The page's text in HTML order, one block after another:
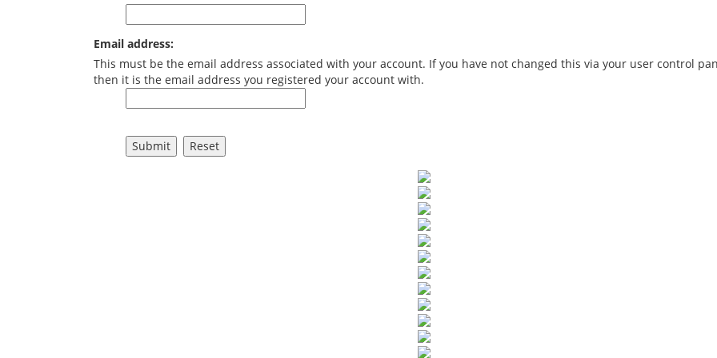
Email address:
This must be the email address associated with your account. If you have not changed this via your user control
then it is the email address you registered your account with.